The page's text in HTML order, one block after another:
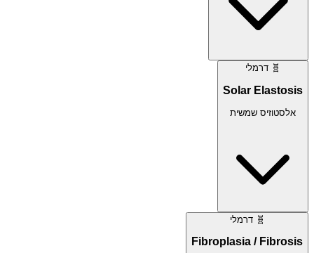
🧬 דרמלי
Solar Elastosis
אלסטוזיס שמשית
🧬 דרמלי
Fibroplasia / Fibrosis